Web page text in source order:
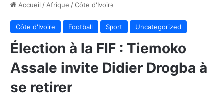
Accueil / Afrique /Côte d'Ivoire
Côte d'Ivoire Football Sport Uncategorized
Élection à la FIF : Tiemoko
Assale invite Didier Drogba à
se retirer